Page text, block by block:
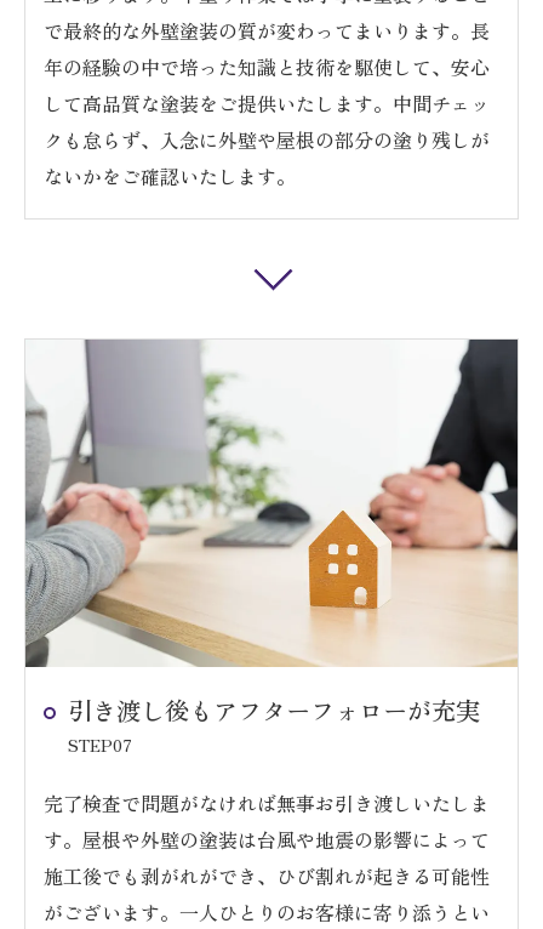
で最終的な外壁塗装の質が変わってまいります。長
年の経験の中で培った知識と技術を駆使して、安心
して高品質な塗装をご提供いたします。中間チェッ
クも怠らず、入念に外壁や屋根の部分の塗り残しが
ないかをご確認いたします。
引き渡し後もアフターフォローが充実
STEP07
完了検査で問題がなければ無事お引き渡しいたしま
す。屋根や外壁の塗装は台風や地震の影響によって
施工後でも剥がれができ、ひび割れが起きる可能性
がございます。一人ひとりのお客様に寄り添うとい